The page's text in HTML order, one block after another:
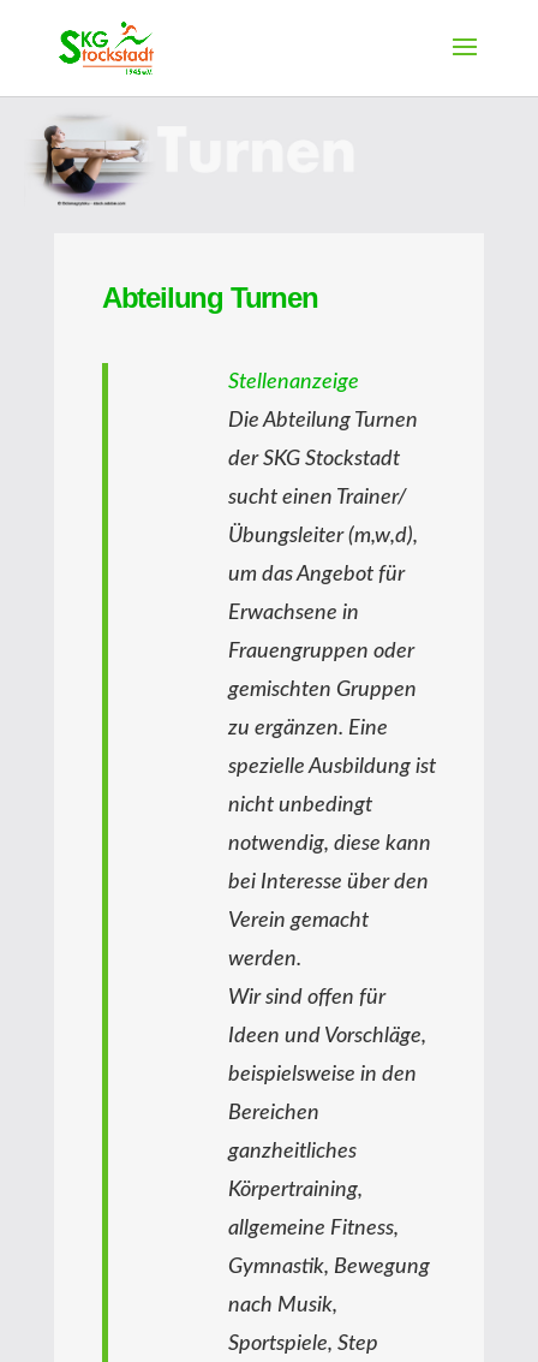
Abteilung Turnen
Stellenanzeige
Die Abteilung Turnen
der SKG Stockstadt
sucht einen Trainer/
Übungsleiter (m,w,d),
um das Angebot für
Erwachsene in
Frauengruppen oder
gemischten Gruppen
zu ergänzen. Eine
spezielle Ausbildung ist
nicht unbedingt
notwendig, diese kann
bei Interesse über den
Verein gemacht
werden.
Wir sind offen für
Ideen und Vorschläge,
beispielsweise in den
Bereichen
ganzheitliches
Körpertraining,
allgemeine Fitness,
Gymnastik, Bewegung
nach Musik,
Sportspiele, Step